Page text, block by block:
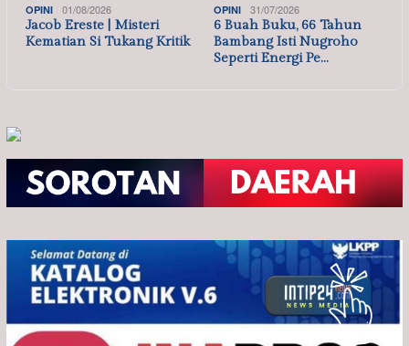
OPINI 01/08/2026
Jacob Ereste | Misteri
Kematian Si Tukang Kritik
OPINI 31/07/2026
6 Buah Buku, 66 Tahun
Bambang Isti Nugroho
Seperti Energi Pe…